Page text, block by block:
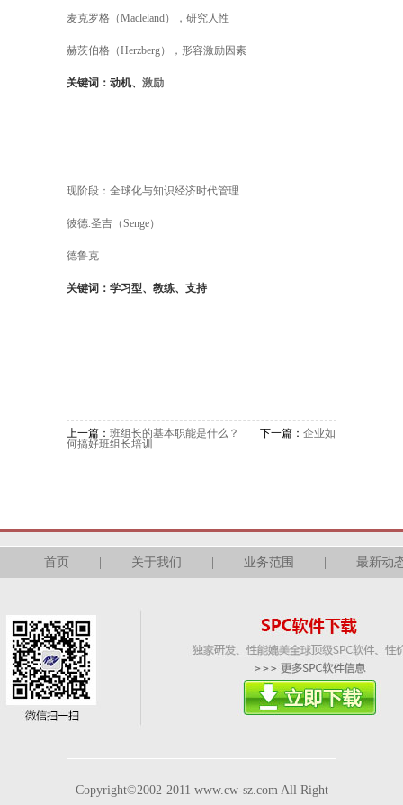
麦克罗格（Macleland），研究人性
赫茨伯格（Herzberg），形容激励因素
关键词：动机、 激励
现阶段：全球化与知识经济时代管理
彼德.圣吉（Senge）
德鲁克
关键词：学习型、教练、支持
上一篇： 班组长的基本职能是什么？ 下一篇： 企业如
何搞好班组长培训
首页 关于我们 业务范围 最新动
Copyright©2002-2011 www.cw-sz.com All Right